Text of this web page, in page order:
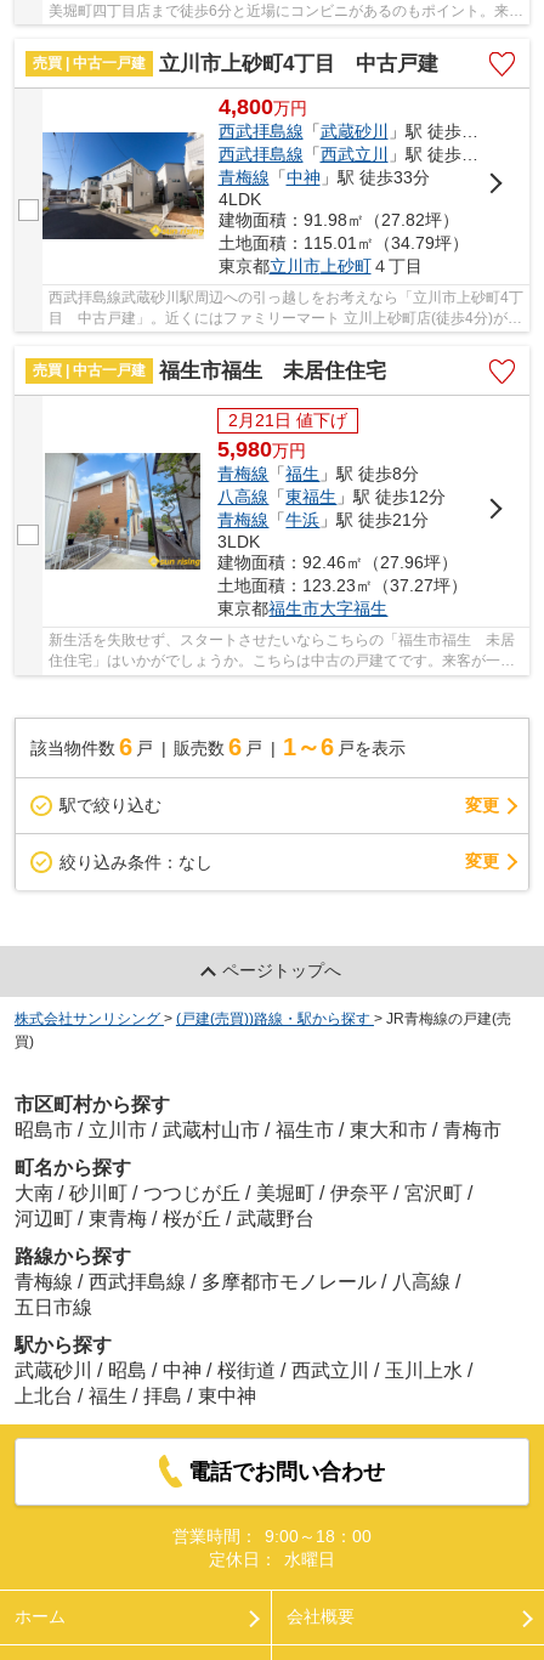
美堀町四丁目店まで徒歩6分と近場にコンビニがあるのもポイント。来客
が一目でわかるTVインターホン付き。昭島市...
売買 | 中古一戸建
立川市上砂町4丁目 中古戸建
4,800万円
西武拝島線 「武蔵砂川
」駅 徒歩10分
西武拝島線 「西武立川
」駅 徒歩24分
青梅線 「中神 」駅 徒歩33分
4LDK
建物面積：91.98㎡（27.82坪）
土地面積：115.01㎡（34.79坪）
東京都立川市上砂町４丁目
西武拝島線武蔵砂川駅周辺への引っ越しをお考えなら「立川市上砂町4丁
目 中古戸建」。近くにはファミリーマート 立川上砂町店(徒歩4分)があ
りちょっとした買い物に便利です。立川市に...
売買 | 中古一戸建
福生市福生 未居住住宅
2月21日 値下げ
5,980万円
青梅線 「福生 」駅 徒歩8分
八高線 「東福生 」駅 徒歩12分
青梅線 「牛浜 」駅 徒歩21分
3LDK
建物面積：92.46㎡（27.96坪）
土地面積：123.23㎡（37.27坪）
東京都福生市大字福生
新生活を失敗せず、スタートさせたいならこちらの「福生市福生 未居
住住宅」はいかがでしょうか。こちらは中古の戸建てです。来客が一目
でわかるTVインターホン付き。機能的で使いや...
該当物件数 6 戸 販売数 6 戸 1～6 戸を表示
駅で絞り込む 変更
絞り込み条件： なし 変更
ページトップへ
株式会社サンリシング > (戸建(売買))路線・駅から探す > JR青梅線の戸建(売
買)
市区町村から探す
昭島市 / 立川市 / 武蔵村山市 / 福生市 / 東大和市 / 青梅市
町名から探す
大南 / 砂川町 / つつじが丘 / 美堀町 / 伊奈平 / 宮沢町 /
河辺町 / 東青梅 / 桜が丘 / 武蔵野台
路線から探す
青梅線 / 西武拝島線 / 多摩都市モノレール / 八高線 /
五日市線
駅から探す
武蔵砂川
/ 昭島 / 中神 / 桜街道 / 西武立川 / 玉川上水 /
上北台 / 福生 / 拝島 / 東中神
電話でお問い合わせ
営業時間：
9:00～18：00
定休日：
水曜日
ホーム 会社概要